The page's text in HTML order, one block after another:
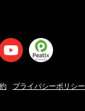
プライバシーポリシー